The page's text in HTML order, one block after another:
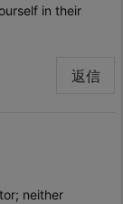
in their
返信
neither